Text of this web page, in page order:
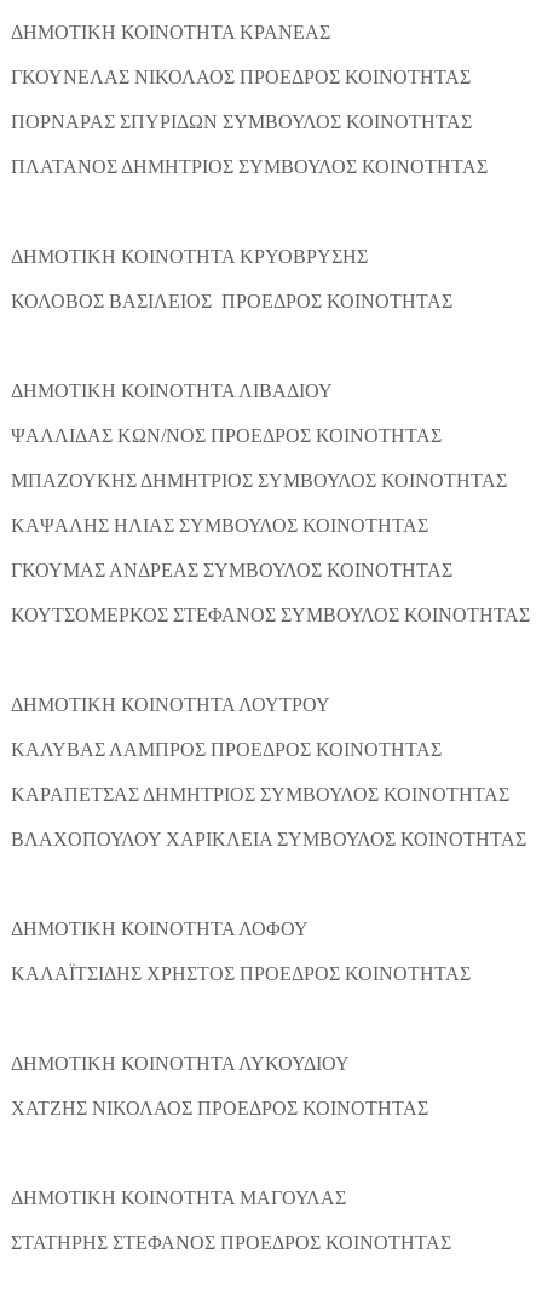
ΔΗΜΟΤΙΚΗ ΚΟΙΝΟΤΗΤΑ ΚΡΑΝΕΑΣ
ΓΚΟΥΝΕΛΑΣ ΝΙΚΟΛΑΟΣ ΠΡΟΕΔΡΟΣ ΚΟΙΝΟΤΗΤΑΣ
ΠΟΡΝΑΡΑΣ ΣΠΥΡΙΔΩΝ ΣΥΜΒΟΥΛΟΣ ΚΟΙΝΟΤΗΤΑΣ
ΠΛΑΤΑΝΟΣ ΔΗΜΗΤΡΙΟΣ ΣΥΜΒΟΥΛΟΣ ΚΟΙΝΟΤΗΤΑΣ
ΔΗΜΟΤΙΚΗ ΚΟΙΝΟΤΗΤΑ ΚΡΥΟΒΡΥΣΗΣ
ΚΟΛΟΒΟΣ ΒΑΣΙΛΕΙΟΣ ΠΡΟΕΔΡΟΣ ΚΟΙΝΟΤΗΤΑΣ
ΔΗΜΟΤΙΚΗ ΚΟΙΝΟΤΗΤΑ ΛΙΒΑΔΙΟΥ
ΨΑΛΛΙΔΑΣ ΚΩΝ/ΝΟΣ ΠΡΟΕΔΡΟΣ ΚΟΙΝΟΤΗΤΑΣ
ΜΠΑΖΟΥΚΗΣ ΔΗΜΗΤΡΙΟΣ ΣΥΜΒΟΥΛΟΣ ΚΟΙΝΟΤΗΤΑΣ
ΚΑΨΑΛΗΣ ΗΛΙΑΣ ΣΥΜΒΟΥΛΟΣ ΚΟΙΝΟΤΗΤΑΣ
ΓΚΟΥΜΑΣ ΑΝΔΡΕΑΣ ΣΥΜΒΟΥΛΟΣ ΚΟΙΝΟΤΗΤΑΣ
ΚΟΥΤΣΟΜΕΡΚΟΣ ΣΤΕΦΑΝΟΣ ΣΥΜΒΟΥΛΟΣ ΚΟΙΝΟΤΗΤΑΣ
ΔΗΜΟΤΙΚΗ ΚΟΙΝΟΤΗΤΑ ΛΟΥΤΡΟΥ
ΚΑΛΥΒΑΣ ΛΑΜΠΡΟΣ ΠΡΟΕΔΡΟΣ ΚΟΙΝΟΤΗΤΑΣ
ΚΑΡΑΠΕΤΣΑΣ ΔΗΜΗΤΡΙΟΣ ΣΥΜΒΟΥΛΟΣ ΚΟΙΝΟΤΗΤΑΣ
ΒΛΑΧΟΠΟΥΛΟΥ ΧΑΡΙΚΛΕΙΑ ΣΥΜΒΟΥΛΟΣ ΚΟΙΝΟΤΗΤΑΣ
ΔΗΜΟΤΙΚΗ ΚΟΙΝΟΤΗΤΑ ΛΟΦΟΥ
ΚΑΛΑΪΤΣΙΔΗΣ ΧΡΗΣΤΟΣ ΠΡΟΕΔΡΟΣ ΚΟΙΝΟΤΗΤΑΣ
ΔΗΜΟΤΙΚΗ ΚΟΙΝΟΤΗΤΑ ΛΥΚΟΥΔΙΟΥ
ΧΑΤΖΗΣ ΝΙΚΟΛΑΟΣ ΠΡΟΕΔΡΟΣ ΚΟΙΝΟΤΗΤΑΣ
ΔΗΜΟΤΙΚΗ ΚΟΙΝΟΤΗΤΑ ΜΑΓΟΥΛΑΣ
ΣΤΑΤΗΡΗΣ ΣΤΕΦΑΝΟΣ ΠΡΟΕΔΡΟΣ ΚΟΙΝΟΤΗΤΑΣ